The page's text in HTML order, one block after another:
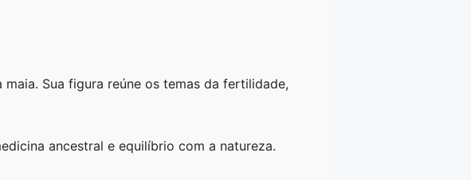
Sua figura reúne os temas da fertilidade,
ancestral e equilíbrio com a natureza.